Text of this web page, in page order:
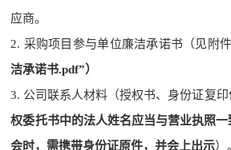
应商。
2. 采购项目参与单位廉洁承诺书（ 见附
洁承诺书.pdf”）
3. 公司联系人材料（授权书、身份证复印
权委托书中的法人姓名应当与营业执照一
会时，需携带身份证原件，并会上出示）